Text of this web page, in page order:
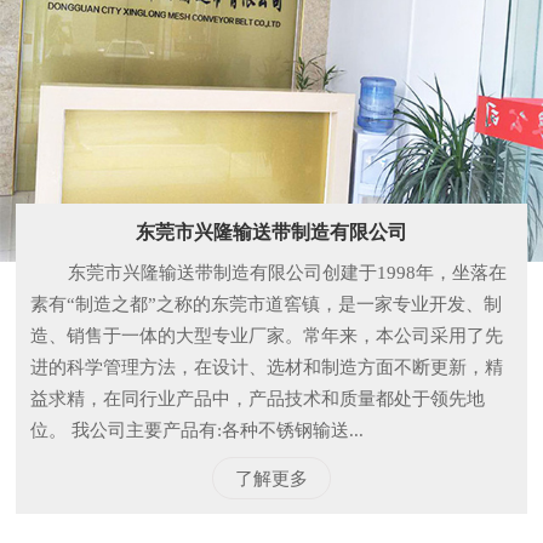
东莞市兴隆输送带制造有限公司
东莞市兴隆输送带制造有限公司创建于1998年，坐落在
素有“制造之都”之称的东莞市道窖镇，是一家专业开发、制
造、销售于一体的大型专业厂家。常年来，本公司采用了先
进的科学管理方法，在设计、选材和制造方面不断更新，精
益求精，在同行业产品中，产品技术和质量都处于领先地
位。 我公司主要产品有:各种不锈钢输送...
了解更多